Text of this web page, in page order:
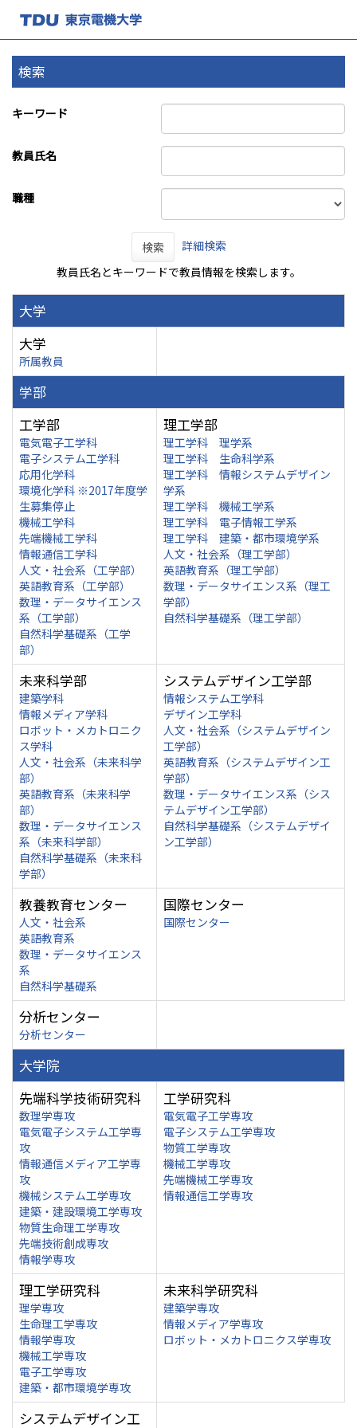
検索
キーワード
教員氏名
職種
検索
詳細検索
教員氏名とキーワードで教員情報を検索します。
大学
大学
所属教員
学部
工学部
電気電子工学科
電子システム工学科
応用化学科
環境化学科 ※2017年度学
生募集停止
機械工学科
先端機械工学科
情報通信工学科
人文・社会系（工学部）
英語教育系（工学部）
数理・データサイエンス
系（工学部）
自然科学基礎系（工学
部）
理工学部
理工学科 理学系
理工学科 生命科学系
理工学科 情報システムデザイン
学系
理工学科 機械工学系
理工学科 電子情報工学系
理工学科 建築・都市環境学系
人文・社会系（理工学部）
英語教育系（理工学部）
数理・データサイエンス系（理工
学部）
自然科学基礎系（理工学部）
未来科学部
建築学科
情報メディア学科
ロボット・メカトロニク
ス学科
人文・社会系（未来科学
部）
英語教育系（未来科学
部）
数理・データサイエンス
系（未来科学部）
自然科学基礎系（未来科
学部）
システムデザイン工学部
情報システム工学科
デザイン工学科
人文・社会系（システムデザイン
工学部）
英語教育系（システムデザイン工
学部）
数理・データサイエンス系（シス
テムデザイン工学部）
自然科学基礎系（システムデザイ
ン工学部）
教養教育センター
人文・社会系
英語教育系
数理・データサイエンス
系
自然科学基礎系
国際センター
国際センター
分析センター
分析センター
大学院
先端科学技術研究科
数理学専攻
電気電子システム工学専
攻
情報通信メディア工学専
攻
機械システム工学専攻
建築・建設環境工学専攻
物質生命理工学専攻
先端技術創成専攻
情報学専攻
工学研究科
電気電子工学専攻
電子システム工学専攻
物質工学専攻
機械工学専攻
先端機械工学専攻
情報通信工学専攻
理工学研究科
理学専攻
生命理工学専攻
情報学専攻
機械工学専攻
電子工学専攻
建築・都市環境学専攻
未来科学研究科
建築学専攻
情報メディア学専攻
ロボット・メカトロニクス学専攻
システムデザイン工